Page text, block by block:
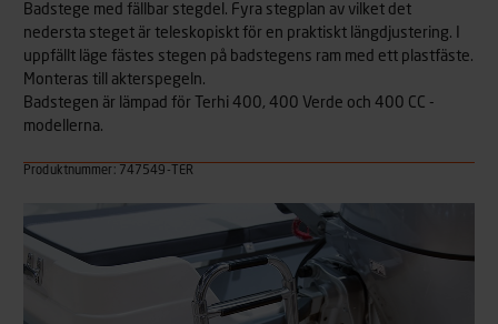
Badstege med fällbar stegdel. Fyra stegplan av vilket det
nedersta steget är teleskopiskt för en praktiskt längdjustering. I
uppfällt läge fästes stegen på badstegens ram med ett plastfäste.
Monteras till akterspegeln.
Badstegen är lämpad för Terhi 400, 400 Verde och 400 CC -
modellerna.
Produktnummer: 747549-TER